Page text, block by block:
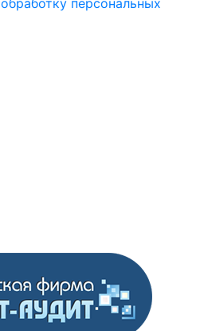
обработку персональных